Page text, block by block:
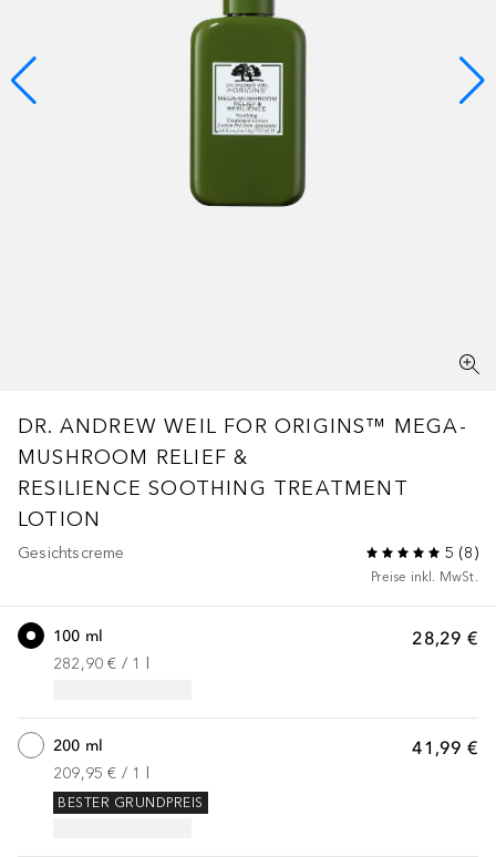
DR. ANDREW WEIL FOR ORIGINS™ MEGA-
MUSHROOM RELIEF &
RESILIENCE SOOTHING TREATMENT
LOTION
Gesichtscreme 5 (8)
Preise inkl. MwSt.
28,29 €
100 ml
282,90 € / 1
41,99 €
200 ml
209,95 € / 1
BESTER GRUNDPREIS